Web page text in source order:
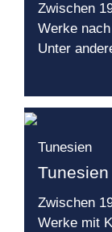
Zwischen
Werke
Unter
Tunesien
Tunesien
Zwischen
Werke mit